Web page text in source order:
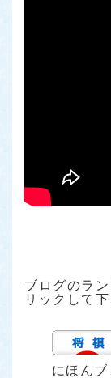
ブログのラ
リックして
にほん